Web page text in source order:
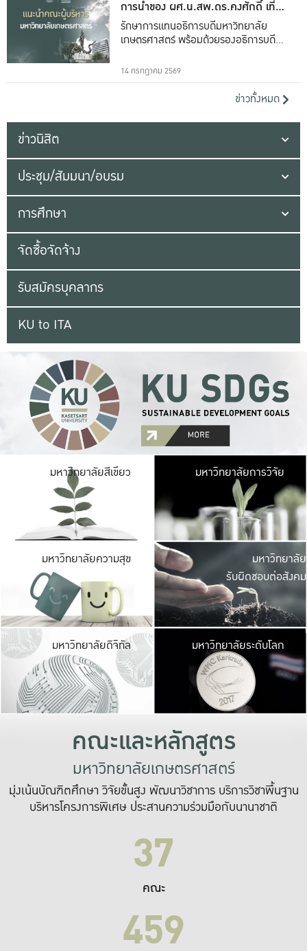
การนำของ ผศ.น.สพ.ดร.คงศักดิ์ เที่ยง
ธรรม
รักษาการแทนอธิการบดีมหาวิทยาลัย
เกษตรศาสตร์ พร้อมด้วยรองอธิการบดีทั้ง
14 กรกฎาคม 2569
ข่าวทั้งหมด
ข่าวนิสิต
ประชุม/สัมมนา/อบรม
การศึกษา
จัดซื้อจัดจ้าง
รับสมัครบุคลากร
KU to ITA
มหาวิทยาลัยสีเขียว มหาวิ
มีพื้นที่เขียวสดใส
เป็นป่าในเมือง เกษต
มหาวิทยาลัยการวิจัย
มหาวิทยาลัยความสุข มหาวิ
ค
เปิดประ
และพบเรื่องราวใ
มหาวิทยาลัย
รับผิดชอบต่อสังคม
มหาวิทยาลัยดิจิทัล มหาวิ
เปลี่ยนแปลง แล
เพื่อทำง
ระบบสารสนเทศ
มหาวิทยาลัยระดับโลก
คณะและหลักสูตร
มหาวิทยาลัยเกษตรศาสตร์
มุ่งเน้นบัณฑิตศึกษา วิจัยขั้นสูง พัฒนาวิชาการ บริการวิชาพื้นฐาน
บริหารโครงการพิเศษ ประสานความร่วมมือกับนานาชาติ
37
คณะ
459